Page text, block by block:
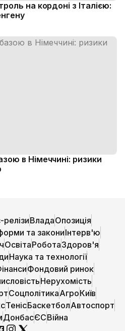
на кордоні з Італією:
в Німеччині: ризики
ВладаОпозиція
та закониІнтерв'ю
ОсвітаРоботаЗдоров'я
Наука та технології
Фондовий ринок
Нерухомість
СоцполітикаАгроКиїв
ТенісБаскетболАвтоспорт
ДонбасЄСВійна